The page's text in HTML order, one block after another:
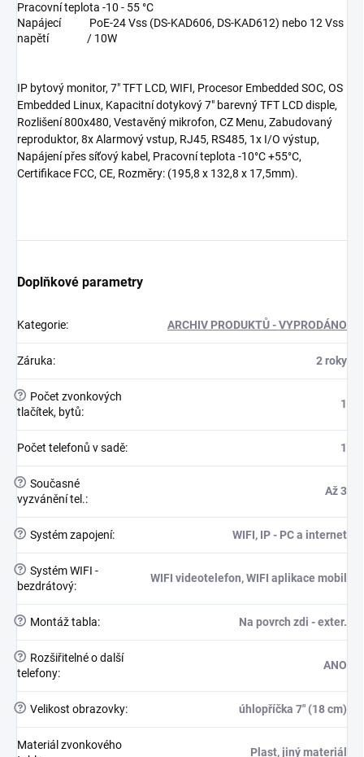
Pracovní teplota -10 - 55 °C
Napájecí
napětí
PoE-24 Vss (DS-KAD606, DS-KAD612) nebo 12 Vss
/ 10W
IP bytový monitor, 7" TFT LCD, WIFI, Procesor Embedded SOC, OS
Embedded Linux, Kapacitní dotykový 7" barevný TFT LCD disple,
Rozlišení 800x480, Vestavěný mikrofon, CZ Menu, Zabudovaný
reproduktor, 8x Alarmový vstup, RJ45, RS485, 1x I/O výstup,
Napájení přes síťový kabel, Pracovní teplota -10°C +55°C,
Certifikace FCC, CE, Rozměry: (195,8 x 132,8 x 17,5mm).
Doplňkové parametry
Kategorie: ARCHIV PRODUKTŮ - VYPRODÁNO
Záruka: 2 roky
?
Počet zvonkových
tlačítek, bytů:
1
Počet telefonů v sadě: 1
? Současné
vyzvánění tel.:
Až 3
? Systém zapojení: WIFI, IP - PC a internet
? Systém WIFI -
bezdrátový:
WIFI videotelefon, WIFI aplikace mobil
? Montáž tabla: Na povrch zdi - exter.
?
Rozšiřitelné o další
telefony:
ANO
? Velikost obrazovky: úhlopříčka 7" (18 cm)
Materiál zvonkového
Plast, jiný materiál